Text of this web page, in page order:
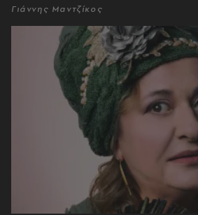
Γιάννης Μαντζίκος